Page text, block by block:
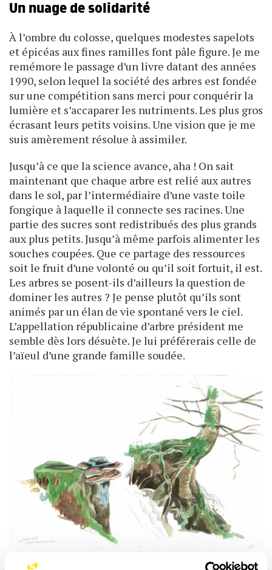
Un nuage de solidarité
À l’ombre du colosse, quelques modestes sapelots
et épicéas aux fines ramilles font pâle figure. Je me
remémore le passage d’un livre datant des années
1990, selon lequel la société des arbres est fondée
sur une compétition sans merci pour conquérir la
lumière et s’accaparer les nutriments. Les plus gros
écrasant leurs petits voisins. Une vision que je me
suis amèrement résolue à assimiler.
Jusqu’à ce que la science avance, aha ! On sait
maintenant que chaque arbre est relié aux autres
dans le sol, par l’intermédiaire d’une vaste toile
fongique à laquelle il connecte ses racines. Une
partie des sucres sont redistribués des plus grands
aux plus petits. Jusqu’à même parfois alimenter les
souches coupées. Que ce partage des ressources
soit le fruit d’une volonté ou qu’il soit fortuit, il est.
Les arbres se posent-ils d’ailleurs la question de
dominer les autres ? Je pense plutôt qu’ils sont
animés par un élan de vie spontané vers le ciel.
L’appellation républicaine d’arbre président me
semble dès lors désuète. Je lui préférerais celle de
l’aïeul d’une grande famille soudée.
© Gaël Lavorel